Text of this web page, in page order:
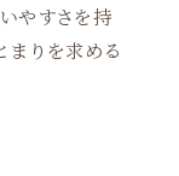
やすさを持
まりを求める